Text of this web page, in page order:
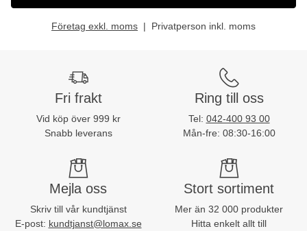
Företag exkl. moms Privatperson inkl. moms
Fri frakt
Vid köp över 999 kr
Snabb leverans
Ring till oss
Tel: 042-400 93 00
Mån-fre: 08:30-16:00
Mejla oss
Skriv till vår kundtjänst
E-post: kundtjanst@lomax.se
Stort sortiment
Mer än 32 000 produkter
Hitta enkelt allt till